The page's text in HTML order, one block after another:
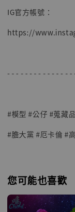
IG官方帳號：
https://
- - - - - - - - - - - - - - -
#模型 #公仔 #蒐藏
#膽大黨 #厄卡倫 #
您可能也喜歡